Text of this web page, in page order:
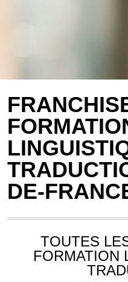
DE-
TOUTES
FORMATION